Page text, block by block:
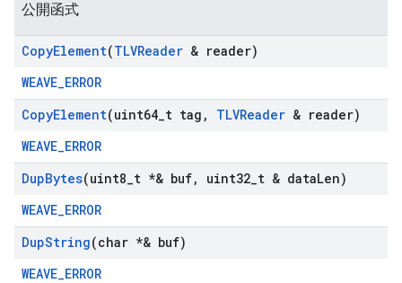
公開函式
CopyElement(TLVReader & reader)
WEAVE_ERROR
CopyElement(uint64 t tag , TLVReader & reader)
WEAVE_ERROR
DupBytes(uint8 t *& buf, uint32 t & dataLen)
WEAVE_ERROR
DupString(char *& buf)
WEAVE_ERROR